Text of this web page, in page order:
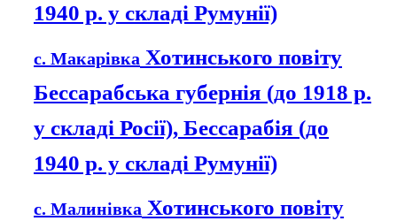
1940 р. у складі Румунії)
с. Макарівка Хотинського повіту
Бессарабська губернія (до 1918 р.
у складі Росії), Бессарабія (до
1940 р. у складі Румунії)
с. Малинівка Хотинського повіту